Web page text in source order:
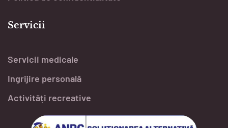
Servicii
Servicii medicale
Ingrijire personală
Activități recreative